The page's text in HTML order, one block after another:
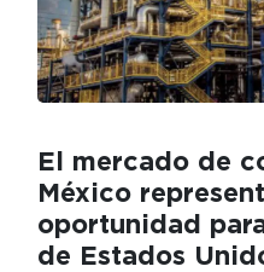
El mercado de
México
oportunidad
de Estados